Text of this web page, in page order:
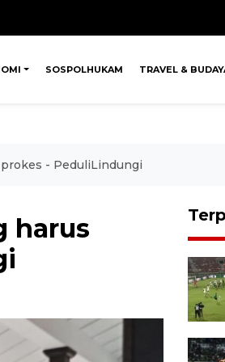
SOSPOLHUKAM TRAVEL &
- PeduliLindungi
harus